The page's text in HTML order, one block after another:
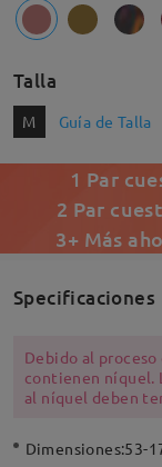
Talla
M Guía de Talla
1 Par
2 Par
3+ Más
Specificaciones
Debido al
contienen níquel.
al níquel deben
Dimensiones:53-